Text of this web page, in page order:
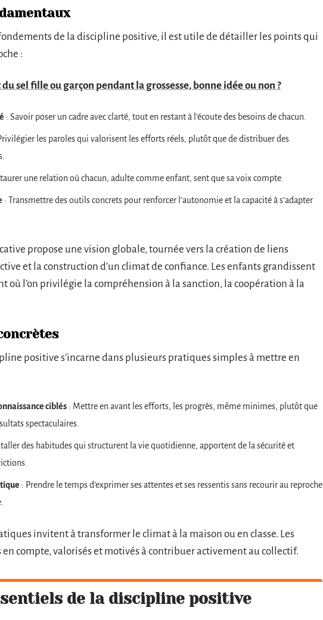
de la discipline positive, il est utile de détailler les points qui
:
du sel fille ou garçon pendant la grossesse, bonne idée ou non ?
: Savoir poser un cadre avec clarté, tout en restant à l’écoute des besoins de chacun.
les paroles qui valorisent les efforts réels, plutôt que de distribuer des
une relation où chacun, adulte comme enfant, sent que sa voix compte.
: Transmettre des outils concrets pour renforcer l’autonomie et la capacité à s’adapter
propose une vision globale, tournée vers la création de liens
et la construction d’un climat de confiance. Les enfants grandissent
où l’on privilégie la compréhension à la sanction, la coopération à la
positive s’incarne dans plusieurs pratiques simples à mettre en
ciblés : Mettre en avant les efforts, les progrès, même minimes, plutôt que
spectaculaires.
des habitudes qui structurent la vie quotidienne, apportent de la sécurité et
: Prendre le temps d’exprimer ses attentes et ses ressentis sans recourir au reproche
invitent à transformer le climat à la maison ou en classe. Les
compte, valorisés et motivés à contribuer activement au collectif.
de la discipline positive